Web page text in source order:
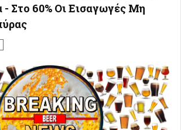
- Στο 60% Οι Εισαγωγές Μη